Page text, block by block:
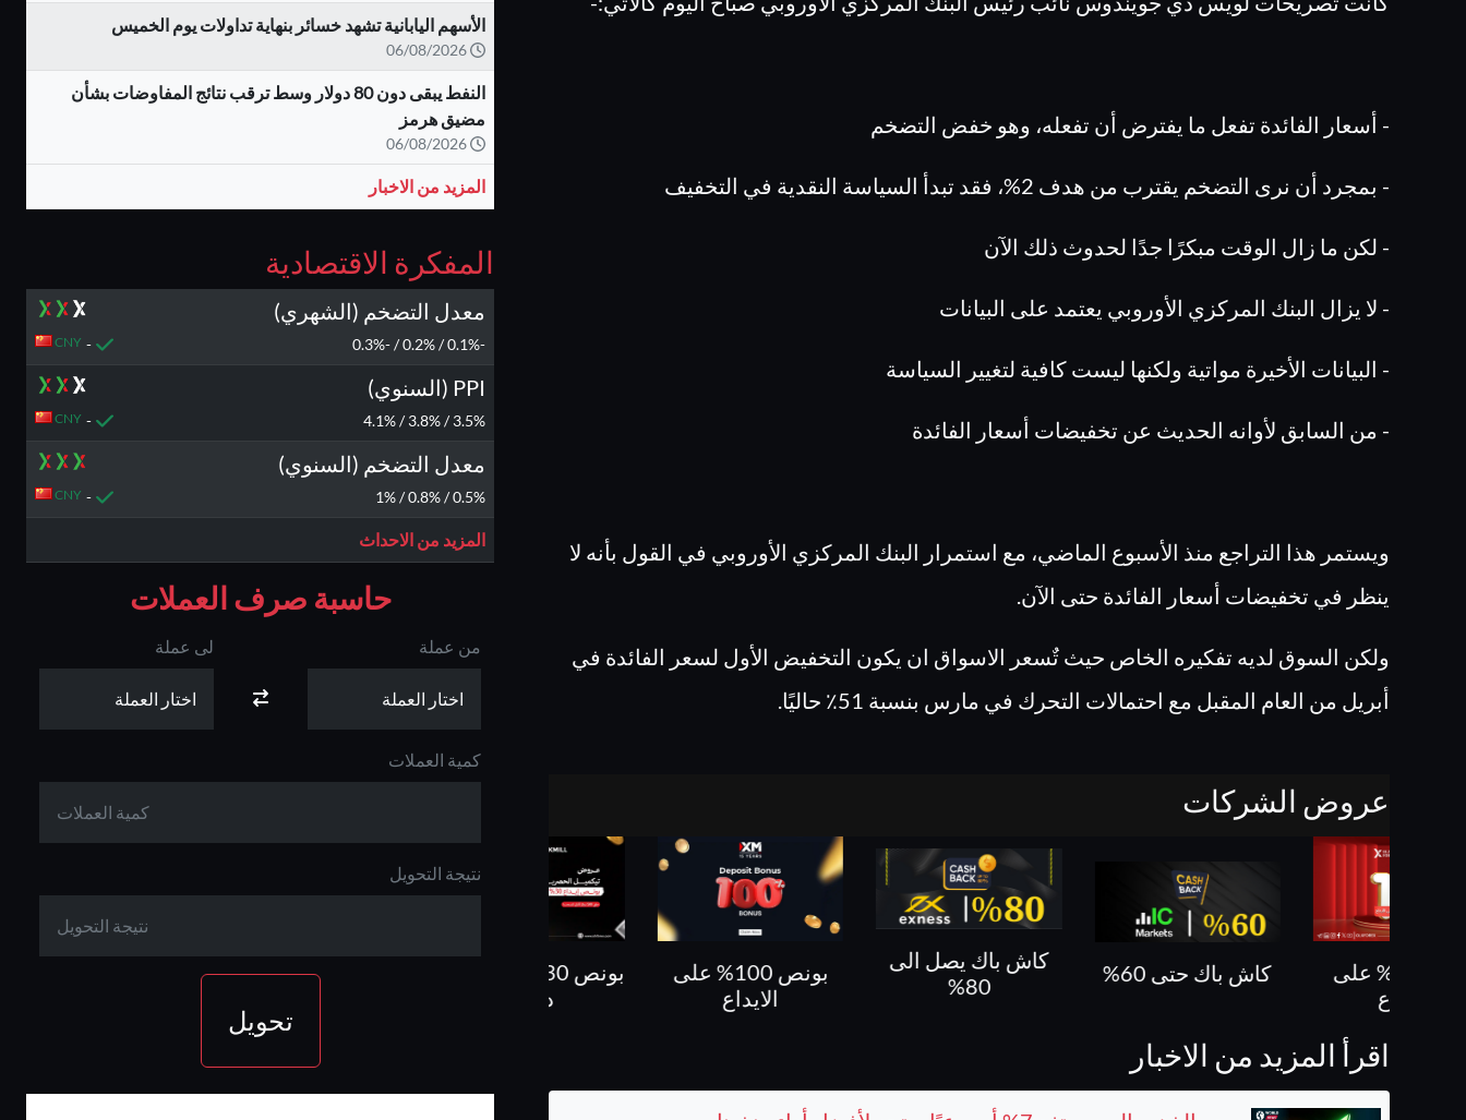
الأسهم اليابانية تشهد خسائر بنهاية تداولات يوم الخميس
06/08/2026
النفط يبقى دون 80 دولار وسط ترقب نتائج المفاوضات بشأن
مضيق هرمز
06/08/2026
المزيد من الاخبار
المفكرة الاقتصادية
معدل التضخم (الشهري)
-0.1% / 0.2% / -0.3%
-
CNY
PPI (السنوي)
3.5% / 3.8% / 4.1%
-
CNY
معدل التضخم (السنوي)
0.5% / 0.8% / 1%
-
CNY
المزيد من الاحداث
حاسبة صرف العملات
من عملة لى عملة
كمية العملات
نتيجة التحويل
تحويل
- أسعار الفائدة تفعل ما يفترض أن تفعله، وهو خفض التضخم
- بمجرد أن نرى التضخم يقترب من هدف 2%، فقد تبدأ السياسة النقدية في التخفيف
- لكن ما زال الوقت مبكرًا جدًا لحدوث ذلك الآن
- لا يزال البنك المركزي الأوروبي يعتمد على البيانات
- البيانات الأخيرة مواتية ولكنها ليست كافية لتغيير السياسة
- من السابق لأوانه الحديث عن تخفيضات أسعار الفائدة
ويستمر هذا التراجع منذ الأسبوع الماضي، مع استمرار البنك المركزي الأوروبي في القول بأنه لا
ينظر في تخفيضات أسعار الفائدة حتى الآن.
ولكن السوق لديه تفكيره الخاص حيث تٌسعر الاسواق ان يكون التخفيض الأول لسعر الفائدة في
أبريل من العام المقبل مع احتمالات التحرك في مارس بنسبة 51٪ حاليًا.
عروض الشركات
بونص 10 % على
الايداع
كاش باك حتى 60%
كاش باك يصل الى
80%
بونص 100% على
الايداع
دولار
كاش باك 70 % على
كل صفقاتك
اقرأ المزيد من الاخبار